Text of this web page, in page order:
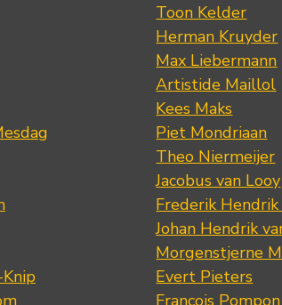
Toon Kelder
Herman Kruyder
Max Liebermann
Artistide Maillol
Kees Maks
Piet Mondriaan
Theo Niermeijer
Jacobus van Looy
Frederik
Johan Hendrik
Morgenstjerne
Evert Pieters
François Pompon